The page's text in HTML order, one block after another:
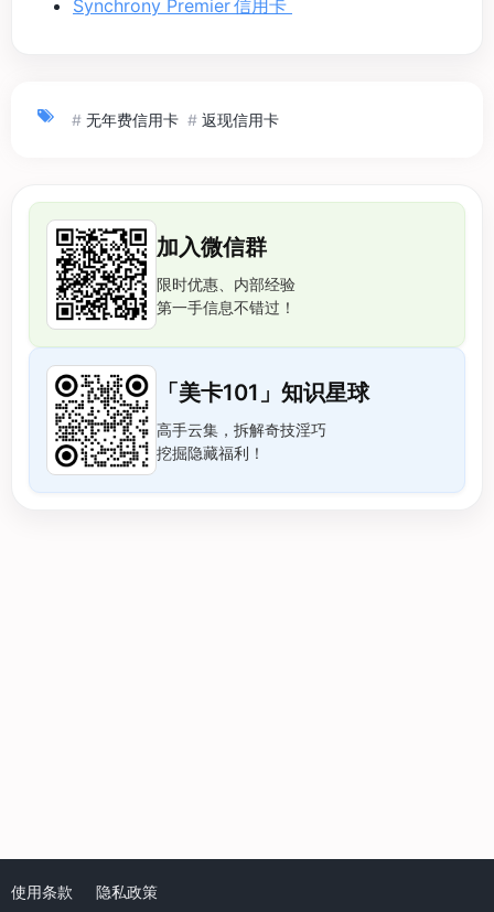
Synchrony Premier 信用卡
# 无年费信用卡 # 返现信用卡
加入微信群
限时优惠、内部经验
第一手信息不错过！
「美卡101」知识星球
高手云集，拆解奇技淫巧
挖掘隐藏福利！
使用条款 隐私政策